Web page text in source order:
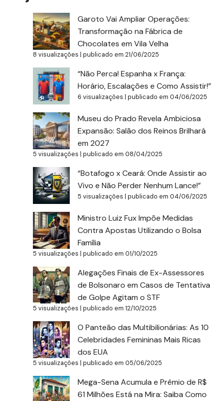
Garoto Vai Ampliar Operações:
Transformação na Fábrica de
Chocolates em Vila Velha
8 visualizações |publicado em 21/06/2025
“Não Perca! Espanha x França:
Horário, Escalações e Como Assistir!”
6 visualizações |publicado em 04/06/2025
Museu do Prado Revela Ambiciosa
Expansão: Salão dos Reinos Brilhará
em 2027
5 visualizações |publicado em 08/04/2025
“Botafogo x Ceará: Onde Assistir ao
Vivo e Não Perder Nenhum Lance!”
5 visualizações |publicado em 04/06/2025
Ministro Luiz Fux Impõe Medidas
Contra Apostas Utilizando o Bolsa
Família
5 visualizações |publicado em 01/10/2025
Alegações Finais de Ex-Assessores
de Bolsonaro em Casos de Tentativa
de Golpe Agitam o STF
5 visualizações |publicado em 12/10/2025
O Panteão das Multibilionárias: As 10
Celebridades Femininas Mais Ricas
dos EUA
5 visualizações |publicado em 05/06/2025
Mega-Sena Acumula e Prêmio de R$
61 Milhões Está na Mira: Saiba Como